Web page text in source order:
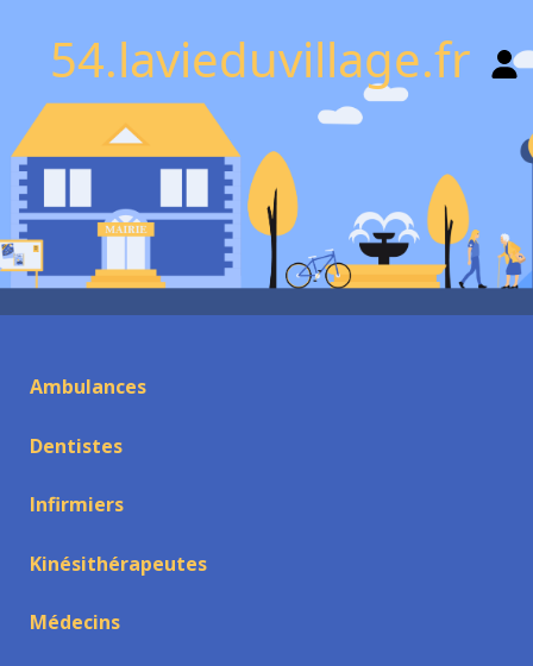
54.lavieduvillage.fr
Ambulances
Dentistes
Infirmiers
Kinésithérapeutes
Médecins